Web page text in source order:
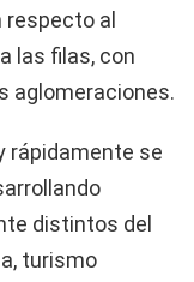
al
las filas, con
aglomeraciones.
rápidamente se
distintos del
turismo